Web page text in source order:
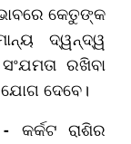
କେତୁଙ୍କ
ଦ୍ୱନ୍ଦ୍ୱ
ରଖିବା
ଦେବେ।
କର୍କଟ ରାଶିର